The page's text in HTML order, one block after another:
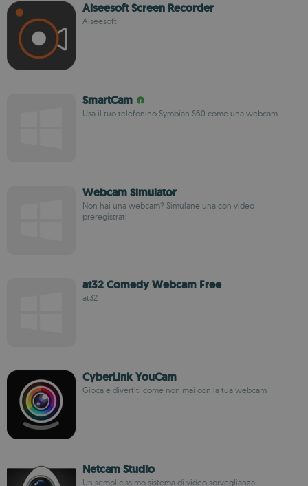
Aiseesoft Screen Recorder
Aiseesoft
SmartCam
Usa il tuo telefonino Symbian S60 come una webcam.
Webcam Simulator
Non hai una webcam? Simulane una con video
preregistrati
at32 Comedy Webcam Free
at32
CyberLink YouCam
Gioca e divertiti come non mai con la tua webcam
Netcam Studio
Un semplicissimo sistema di video sorveglianza